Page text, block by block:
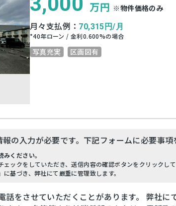
万円 ※物件価格のみ
月々支払例： 70,315 円/月
*40年ローン / 金利0.600%の場合
写真充実 区画図有
の入力が必要です。下記フォームに必要事項
ください。
ックをしていただき、送信内容の確認ボタンをクリックして
基づき、弊社にて厳重に管理致します。
話をさせていただくことがあります。 弊社